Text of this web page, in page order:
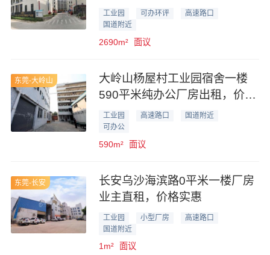
工业园 可办环评
高速路口
国道附近
2690m² 面议
东莞-大岭山
大岭山杨屋村工业园宿舍一楼
590平米纯办公厂房出租，价格
优惠
工业园 高速路口
国道附近
可办公
590m² 面议
东莞-长安
长安乌沙海滨路0平米一楼厂房
业主直租，价格实惠
工业园 小型厂房
高速路口
国道附近
1m² 面议